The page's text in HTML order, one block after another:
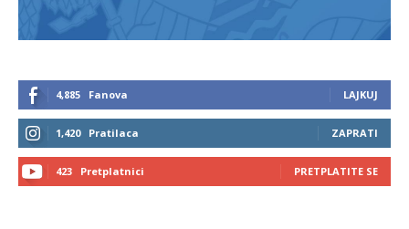
4,885 Fanova LAJKUJ
1,420 Pratilaca ZAPRATI
423 Pretplatnici PRETPLATITE SE